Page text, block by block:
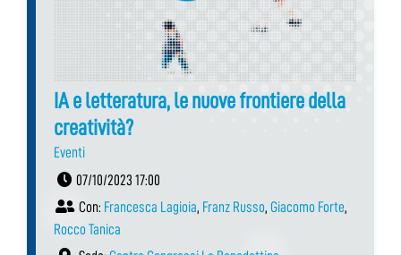
IA e letteratura, le nuove frontiere della
creatività?
Eventi
07/10/2023 17:00
Con: Francesca Lagioia, Franz Russo, Giacomo Forte,
Rocco Tanica